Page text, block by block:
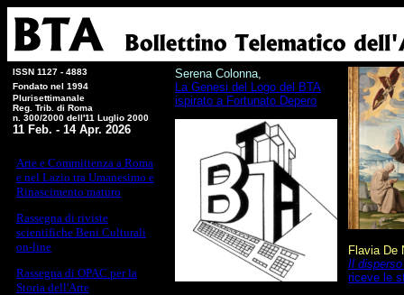
ISSN 1127 - 4883
Fondato nel 1994
Plurisettimanale
Reg. Trib. di Roma
n. 300/2000 dell'11 Luglio 2000
11 Feb. - 14 Apr. 2026
Arte e Committenza a Roma
e nel Lazio tra Umanesimo e
Rinascimento maturo
Rassegna di riviste
scientifiche Beni Culturali
on-line
Rassegna di OPAC per la
Storia dell'Arte
Serena Colonna,
La Genesi del Logo del BTA
ispirato a Fortunato Depero
Flavia De
Il disperso
riceve le